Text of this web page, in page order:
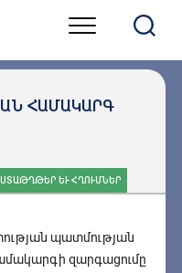
ՀԱՄԱԿԱՐԳ
ԵՒ ՀՂՈՒՄՆԵՐ
պատմության
զարգացումը